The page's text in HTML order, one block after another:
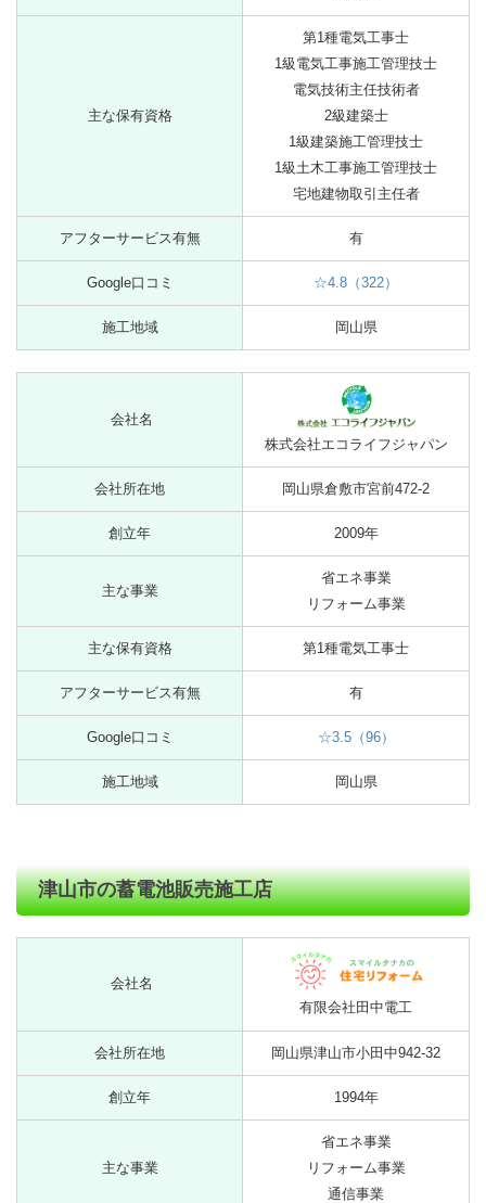
主な保有資格
第1種電気工事士
1級電気工事施工管理技士
電気技術主任技術者
2級建築士
1級建築施工管理技士
1級土木工事施工管理技士
宅地建物取引主任者
アフターサービス有無 有
Google口コミ ☆4.8（322）
施工地域 岡山県
会社名
株式会社エコライフジャパン
会社所在地 岡山県倉敷市宮前472-2
創立年 2009年
主な事業
省エネ事業
リフォーム事業
主な保有資格 第1種電気工事士
アフターサービス有無 有
Google口コミ ☆3.5（96）
施工地域 岡山県
津山市の蓄電池販売施工店
会社名
有限会社田中電工
会社所在地 岡山県津山市小田中942-32
創立年 1994年
主な事業
省エネ事業
リフォーム事業
通信事業